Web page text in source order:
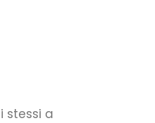
stessi a